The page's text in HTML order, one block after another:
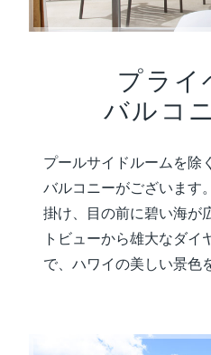
プライ
バルコ
プールサイドルームを除
バルコニーがございます
掛け、目の前に碧い海が
トビューから雄大なダイ
で、ハワイの美しい景色